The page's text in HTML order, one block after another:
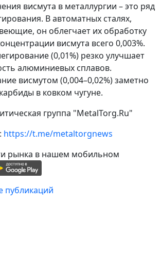
висмута в металлургии – это ряд
В автоматных сталях,
он облегчает их обработку
висмута всего 0,003%.
(0,01%) резко улучшает
алюминиевых сплавов.
висмутом (0,004–0,02%) заметно
в ковком чугуне.
группа "MetalTorg.Ru"
https://t.me/metaltorgnews
рынка в нашем мобильном
публикаций